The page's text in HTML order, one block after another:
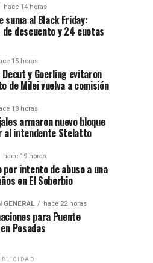
hace 14 horas
suma al Black Friday:
descuento y 24 cuotas
15 horas
y Goerling evitaron
de Milei vuelva a comisión
18 horas
armaron nuevo bloque
al intendente Stelatto
hace 19 horas
por intento de abuso a una
en El Soberbio
GENERAL hace 22 horas
para Puente
Posadas